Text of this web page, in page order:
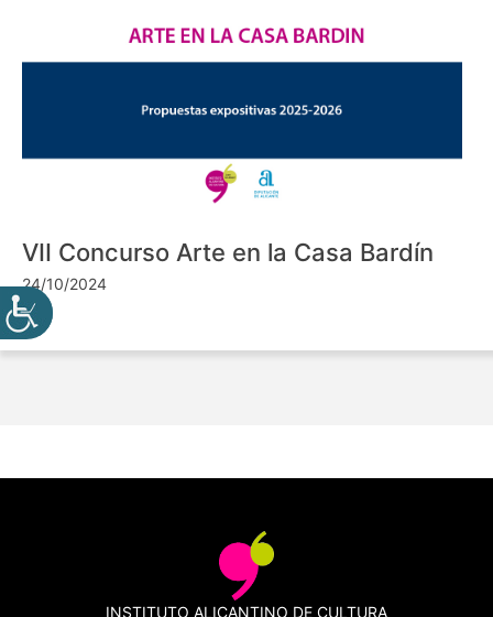
VII Concurso Arte en la Casa Bardín
24/10/2024
INSTITUTO ALICANTINO DE CULTURA